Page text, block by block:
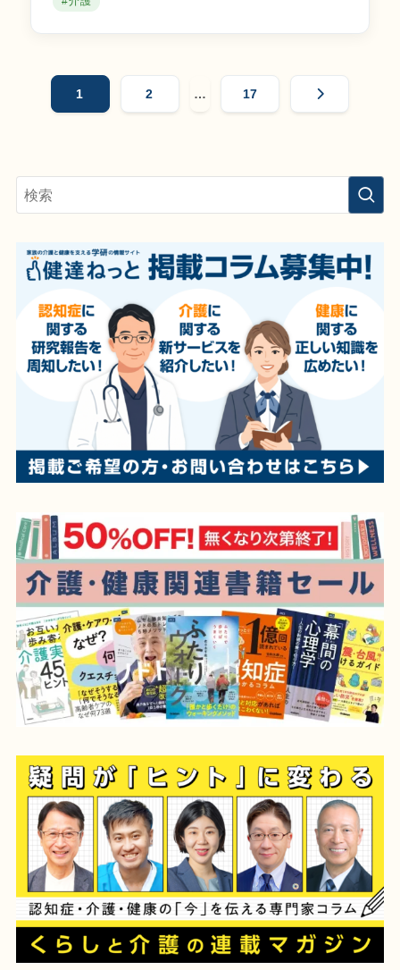
ペ
ー
送
り
1 2 … 17